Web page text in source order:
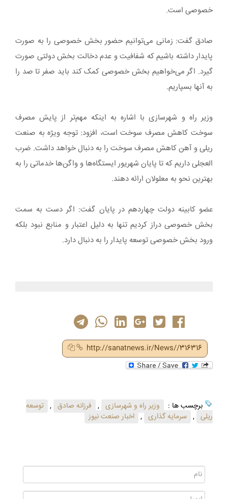
خصوصی است.
صادق گفت: زمانی می‌توانیم حضور بخش خصوصی را به صورت
پایدار داشته باشیم که شفافیت و عدم دخالت بخش دولتی صورت
گیرد. اگر می‌خواهیم بخش خصوصی کمک کند باید صفر تا صد را
به آنها بسپاریم.
وزیر راه و شهرسازی با اشاره به اینکه مهم‌تر از پایش مصرف
سوخت کاهش مصرف سوخت است، افزود: توجه ویژه به صنعت
ریلی و آهن کاهش مصرف سوخت را به دنبال خواهد داشت. ضرب
العجلی داریم که تا پایان شهریور ایستگاه‌ها و واگن‌ها خدماتی را به
بهترین نحو به معلولان ارائه دهند.
عضو کابینه دولت چهاردهم در پایان گفت: اگر دست به سمت
بخش خصوصی دراز کردیم تنها به دلیل اعتبار و منابع نبود بلکه
ورود بخش خصوصی توسعه پایدار را به دنبال دارد.
http://sanatnews.ir/News//316316
برچسب ها : وزیر راه و شهرسازی , فرزانه صادق , توسعه
ریلی , سرمایه گذاری , اخبار صنعت نیوز